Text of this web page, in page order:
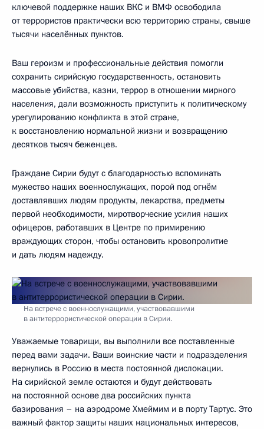
ключевой поддержке наших ВКС и ВМФ освободила
от террористов практически всю территорию страны, свыше
тысячи населённых пунктов.
Ваш героизм и профессиональные действия помогли
сохранить сирийскую государственность, остановить
массовые убийства, казни, террор в отношении мирного
населения, дали возможность приступить к политическому
урегулированию конфликта в этой стране,
к восстановлению нормальной жизни и возвращению
десятков тысяч беженцев.
Граждане Сирии будут с благодарностью вспоминать
мужество наших военнослужащих, порой под огнём
доставлявших людям продукты, лекарства, предметы
первой необходимости, миротворческие усилия наших
офицеров, работавших в Центре по примирению
враждующих сторон, чтобы остановить кровопролитие
и дать людям надежду.
На встрече с военнослужащими, участвовавшими
в антитеррористической операции в Сирии.
Уважаемые товарищи, вы выполнили все поставленные
перед вами задачи. Ваши воинские части и подразделения
вернулись в Россию в места постоянной дислокации.
На сирийской земле остаются и будут действовать
на постоянной основе два российских пункта
базирования – на аэродроме Хмеймим и в порту Тартус. Это
важный фактор защиты наших национальных интересов,